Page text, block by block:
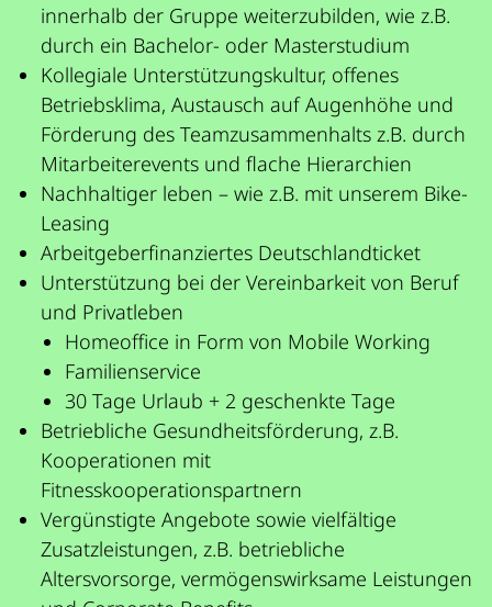
innerhalb der Gruppe weiterzubilden, wie z.B.
durch ein Bachelor- oder Masterstudium
Kollegiale Unterstützungskultur, offenes
Betriebsklima, Austausch auf Augenhöhe und
Förderung des Teamzusammenhalts z.B. durch
Mitarbeiterevents und flache Hierarchien
Nachhaltiger leben – wie z.B. mit unserem Bike-
Leasing
Arbeitgeberfinanziertes Deutschlandticket
Unterstützung bei der Vereinbarkeit von Beruf
und Privatleben
Homeoffice in Form von Mobile Working
Familienservice
30 Tage Urlaub + 2 geschenkte Tage
Betriebliche Gesundheitsförderung, z.B.
Kooperationen mit
Fitnesskooperationspartnern
Vergünstigte Angebote sowie vielfältige
Zusatzleistungen, z.B. betriebliche
Altersvorsorge, vermögenswirksame Leistungen